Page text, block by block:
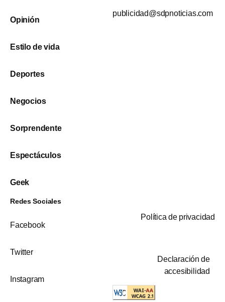
Opinión
Estilo de vida
Deportes
Negocios
Sorprendente
Espectáculos
Geek
publicidad@sdpnoticias.com
Redes Sociales
Facebook
Twitter
Instagram
Política de privacidad
Declaración de
accesibilidad